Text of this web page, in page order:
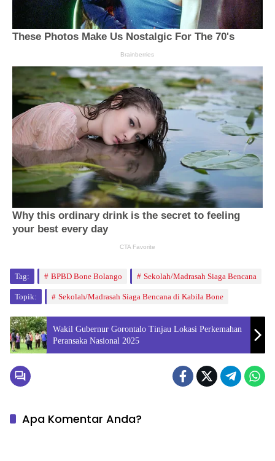
Tag: BPBD Bone Bolango Sekolah/Madrasah Siaga Bencana
Topik: Sekolah/Madrasah Siaga Bencana di Kabila Bone
Wakil Gubernur Gorontalo Tinjau Lokasi Perkemahan
Peransaka Nasional 2025
Apa Komentar Anda?